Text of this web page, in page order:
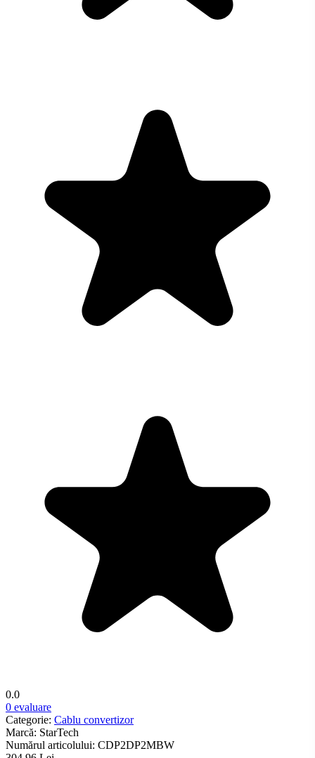
0.0
0 evaluare
Categorie: Cablu convertizor
Marcă: StarTech
Numărul articolului: CDP2DP2MBW